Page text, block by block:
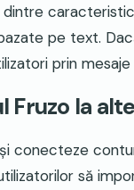
pe text.
prin
la
conecteze
să